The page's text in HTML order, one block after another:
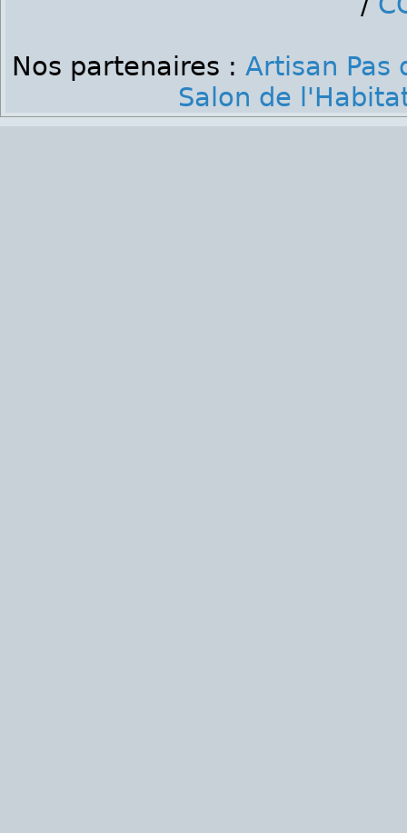
Nos partenaires : Artisan Pas
Salon de